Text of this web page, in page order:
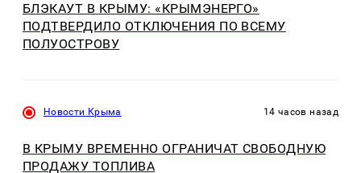
БЛЭКАУТ В КРЫМУ: «КРЫМЭНЕРГО»
ПОДТВЕРДИЛО ОТКЛЮЧЕНИЯ ПО ВСЕМУ
ПОЛУОСТРОВУ
Новости Крыма 14 часов назад
В КРЫМУ ВРЕМЕННО ОГРАНИЧАТ СВОБОДНУЮ
ПРОДАЖУ ТОПЛИВА